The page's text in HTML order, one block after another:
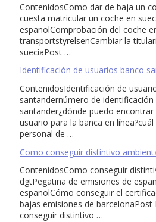
ContenidosComo dar de baja un
cuesta matricular un coche en
españolComprobación del coche
transportstyrelsenCambiar la
sueciaPost …
Identificación de usuarios banco
ContenidosIdentificación de
santandernúmero de identificación
santander¿dónde puedo
usuario para la banca en
personal de …
Como conseguir distintivo
ContenidosComo conseguir
dgtPegatina de emisiones de
españolCómo conseguir el
bajas emisiones de barcelonaPost
conseguir distintivo …